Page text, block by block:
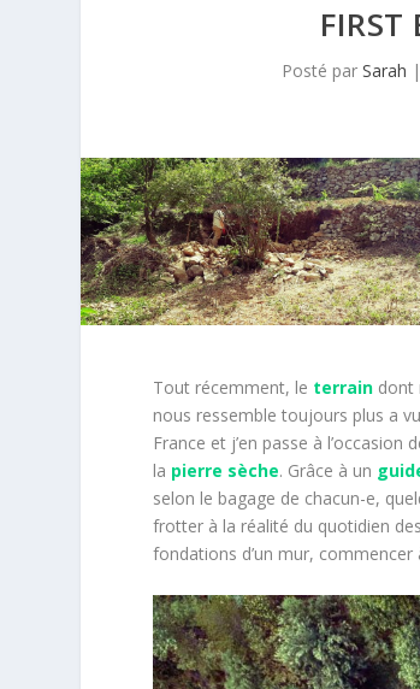
FIRST
Posté par Sarah |
Tout récemment, le terrain dont
nous ressemble toujours plus a
France et j’en passe à l’occasion
la pierre sèche. Grâce à un
selon le bagage de chacun-e,
frotter à la réalité du quotidien
fondations d’un mur,